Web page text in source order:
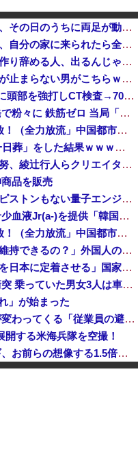
自宅で左手に違和感を覚えた開業医、その日のうちに両足が動かなくなり入院すると……他
【動画】移民受け入れ派のパヨおば、自分の家に来られたら全力で拒否るｗｗｗｗｗｗｗｗｗｗ
米農家「流石にこんな値段じゃ、米作り辞める人、出るんじゃないかなあ？？」
【動画】ラッキースケベにニヤニヤが止まらない男がこちらｗｗｗｗｗｗｗｗｗｗｗｗｗｗｗｗｗｗ
【速報】 中2男子、野球部の練習中に頭部を強打しCT検査→70代医師「問題ないです」→中学生死亡「他人のCT画像みてました」
【悲報】 中国、橋の欄干が強風一発で粉々に 鉄筋ゼロ 当局「接着剤でくっつけただけ」「正常で、品質問題はない」
中国「大洪水！」三峡ダム「9門開放！（全力放流」中国都市「三峡沿線の道路水没」中国政府「高速道路封鎖！」中国ダム「緊急放流に合わせて開門（土砂崩れ発生」→
VTuberさん、祖母の「家族だけの一日葬」をした結果ｗｗｗｗｗｗｗ
【朗報】『ヤニねこ』新海誠、水島努、綾辻行人らクリエイターが絶賛ｗｗｗｗｗｗｗｗｗ
品を販売
世界初の超伝導量子熱機関…燃料もピストンもない量子エンジンが回った！
【速報】 日本赤十字社、韓国に超希少血液Jr(a-)を提供「韓国内では適合する血液を確保できなかった」※今回で4回目
中国「大洪水！」三峡ダム「9門開放！（全力放流」中国都市「三峡沿線の道路水没」中国政府「高速道路封鎖！」中国ダム「緊急放流に合わせて開門（土砂崩れ発生」→
「あきれてモノが言えない」「国を維持できるの？」外国人の永住許可要件の厳格化で在日中国人の本音は？
高市総理「物価上昇を上回る賃上げを日本に定着させる」国家公務員月給3.51％増へ 地方公務員も追随する見通し
【鹿児島】 突然右折し路面電車と衝突 乗っていた男女3人は車を放置しダッシュで逃走中
」が始まった
【イオンモール熊本】 一転して話が変わってくる「従業員の避難誘導の証言が複数」イオン側が社内規定に抵触していた疑い
する米海兵隊を空撮！
【画像】 農家ワイが作ったタマネギ、お前らの想像する1.5倍はデカいぞ